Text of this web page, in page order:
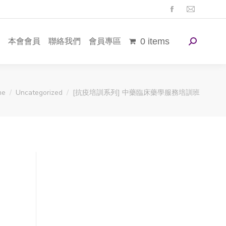
本會會員 聯絡我們 會員專區 0 items
are here:
Uncategorized [抗疫培訓系列] 中藥臨床藥學服務培訓班